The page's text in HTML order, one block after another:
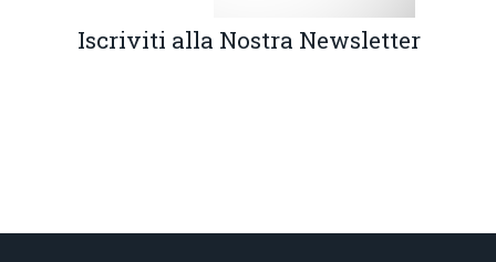
Iscriviti alla Nostra Newsletter